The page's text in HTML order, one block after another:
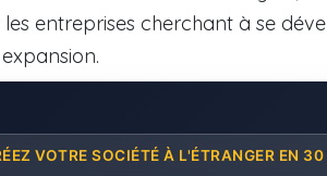
entreprises cherchant à se
VOTRE SOCIÉTÉ À L'ÉTRANGER EN